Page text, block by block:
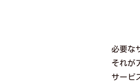
必要な
それが
サービ